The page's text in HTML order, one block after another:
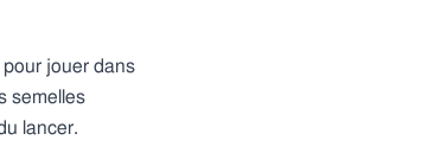
jouer dans
semelles
lancer.